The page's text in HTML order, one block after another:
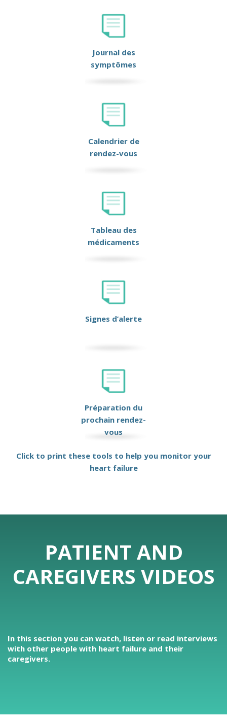
Journal des
symptômes
Calendrier de
rendez-vous
Tableau des
médicaments
Signes d’alerte
Préparation du
prochain rendez-
vous
Click to print these tools to help you monitor your
heart failure
PATIENT AND
CAREGIVERS VIDEOS
In this section you can watch, listen or read interviews
with other people with heart failure and their
caregivers.